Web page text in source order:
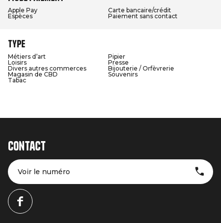
Apple Pay
Carte bancaire/crédit
Espèces
Paiement sans contact
Type
Métiers d’art
Pipier
Loisirs
Presse
Divers autres commerces
Bijouterie / Orfèvrerie
Magasin de CBD
Souvenirs
Tabac
Contact
Voir le numéro